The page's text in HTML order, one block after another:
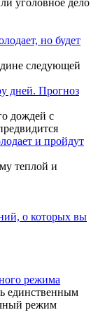
уголовное дело
но будет
следующей
дней. Прогноз
дождей с
и пройдут
теплой и
о которых вы
режима
единственным
режим